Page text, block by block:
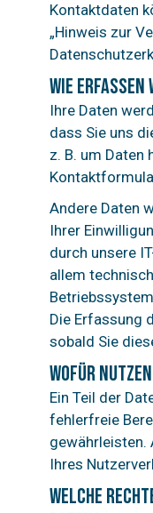
Kontaktdaten
„Hinweis zur
Wie erfassen
Ihre Daten
dass Sie uns
z. B. um Daten
Andere Daten
Ihrer
durch unsere
allem
Die Erfassung
sobald Sie
Wofür
Ein Teil der
fehlerfreie
gewährleisten.
Ihres
Welche